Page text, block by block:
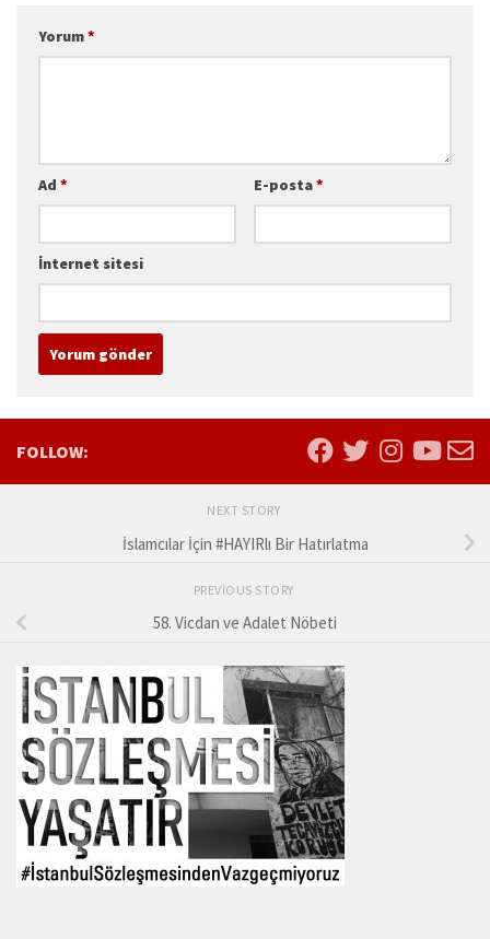
Yorum*
Ad * E-posta*
İnternet sitesi
FOLLOW:
NEXT STORY
İslamcılar İçin #HAYIRlı Bir Hatırlatma
PREVIOUS STORY
58. Vicdan ve Adalet Nöbeti